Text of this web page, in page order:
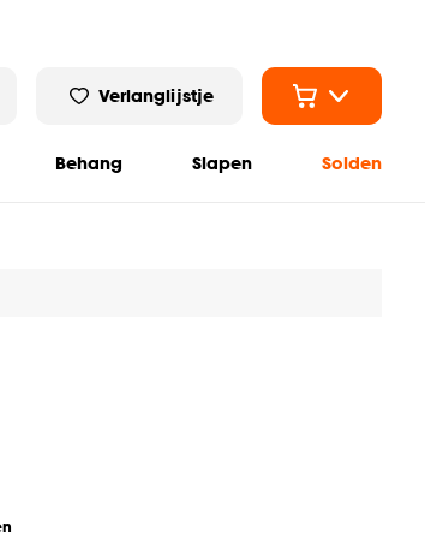
Verlanglijstje
Behang Slapen Solden